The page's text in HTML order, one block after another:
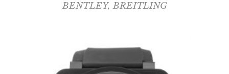
BENTLEY,BREITLING